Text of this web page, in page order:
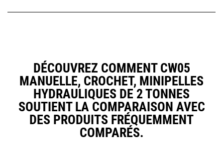
DÉCOUVREZ COMMENT CW05
MANUELLE, CROCHET, MINIPELLES
HYDRAULIQUES DE 2 TONNES
SOUTIENT LA COMPARAISON AVEC
DES PRODUITS FRÉQUEMMENT
COMPARÉS.